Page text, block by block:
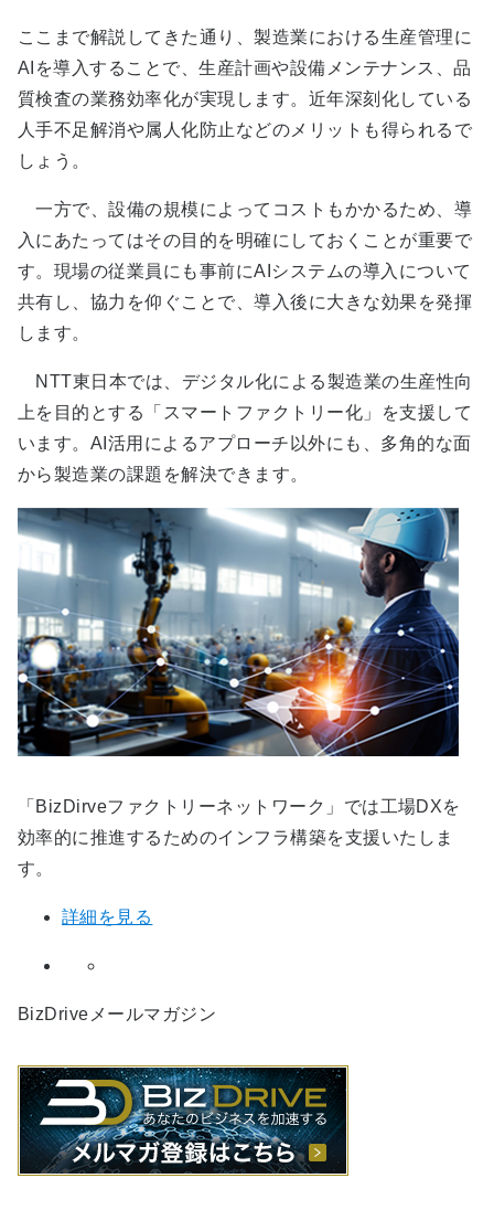
ここまで解説してきた通り、製造業における生産管理に
AIを導入することで、生産計画や設備メンテナンス、品
質検査の業務効率化が実現します。近年深刻化している
人手不足解消や属人化防止などのメリットも得られるで
しょう。
一方で、設備の規模によってコストもかかるため、導
入にあたってはその目的を明確にしておくことが重要で
す。現場の従業員にも事前にAIシステムの導入について
共有し、協力を仰ぐことで、導入後に大きな効果を発揮
します。
NTT東日本では、デジタル化による製造業の生産性向
上を目的とする「スマートファクトリー化」を支援して
います。AI活用によるアプローチ以外にも、多角的な面
から製造業の課題を解決できます。
「BizDirveファクトリーネットワーク」では工場DXを
効率的に推進するためのインフラ構築を支援いたしま
す。
詳細を見る
BizDriveメールマガジン